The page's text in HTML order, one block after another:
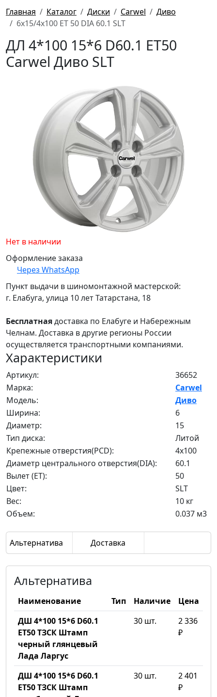
Главная Каталог Диски Carwel
Диво
6x15/4x100 ET 50 DIA 60.1 SLT
ДЛ 4*100 15*6 D60.1 ET50
Carwel Диво SLT
Нет в наличии
Оформление заказа
Через WhatsApp
Пункт выдачи в шиномонтажной мастерской:
г. Елабуга, улица 10 лет Татарстана, 18
Бесплатнаядоставка по Елабуге и Набережным
Челнам. Доставка в другие регионы России
осуществляется транспортными компаниями.
Характеристики
Артикул:
36652
Марка:
Carwel
Модель:
Диво
Ширина:
6
Диаметр:
15
Тип диска:
Литой
Крепежные отверстия(PCD):
4x100
Диаметр центрального отверстия(DIA):
60.1
Вылет (ET):
50
Цвет:
SLT
Вес:
10 кг
Объем:
0.037 м3
Альтернатива Доставка
Альтернатива
Наименование Тип Наличие
Цена
ДШ 4*100 15*6 D60.1
ET50 ТЗСК Штамп
черный глянцевый
Лада Ларгус
30 шт.
2 336
₽
ДШ 4*100 15*6 D60.1
ET50 ТЗСК Штамп
30 шт.
2 401
₽